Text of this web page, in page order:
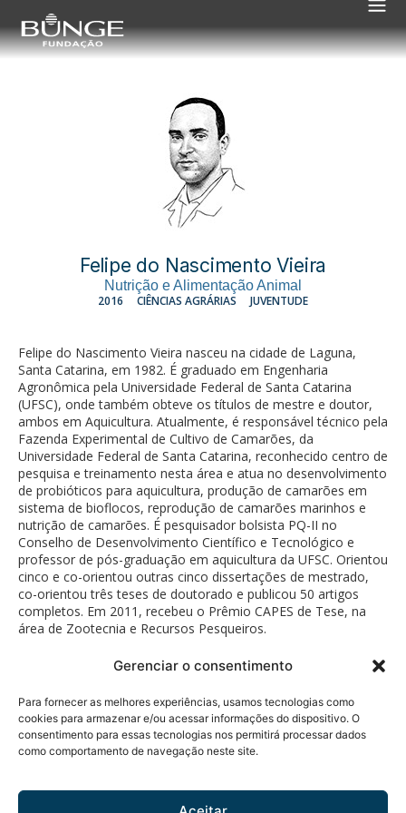
Gerenciar o consentimento
Para fornecer as melhores experiências, usamos tecnologias como
cookies para armazenar e/ou acessar informações do dispositivo. O
consentimento para essas tecnologias nos permitirá processar dados
como comportamento de navegação neste site.
Felipe do Nascimento Vieira
Nutrição e Alimentação Animal
2016
CIÊNCIAS AGRÁRIAS JUVENTUDE
Felipe do Nascimento Vieira nasceu na cidade de Laguna,
Santa Catarina, em 1982. É graduado em Engenharia
Agronômica pela Universidade Federal de Santa Catarina
(UFSC), onde também obteve os títulos de mestre e doutor,
ambos em Aquicultura. Atualmente, é responsável técnico pela
Fazenda Experimental de Cultivo de Camarões, da
Universidade Federal de Santa Catarina, reconhecido centro de
pesquisa e treinamento nesta área e atua no desenvolvimento
de probióticos para aquicultura, produção de camarões em
sistema de bioflocos, reprodução de camarões marinhos e
nutrição de camarões. É pesquisador bolsista PQ-II no
Conselho de Desenvolvimento Científico e Tecnológico e
professor de pós-graduação em aquicultura da UFSC. Orientou
cinco e co-orientou outras cinco dissertações de mestrado,
co-orientou três teses de doutorado e publicou 50 artigos
completos. Em 2011, recebeu o Prêmio CAPES de Tese, na
área de Zootecnia e Recursos Pesqueiros.
andar
Política de Privacidade